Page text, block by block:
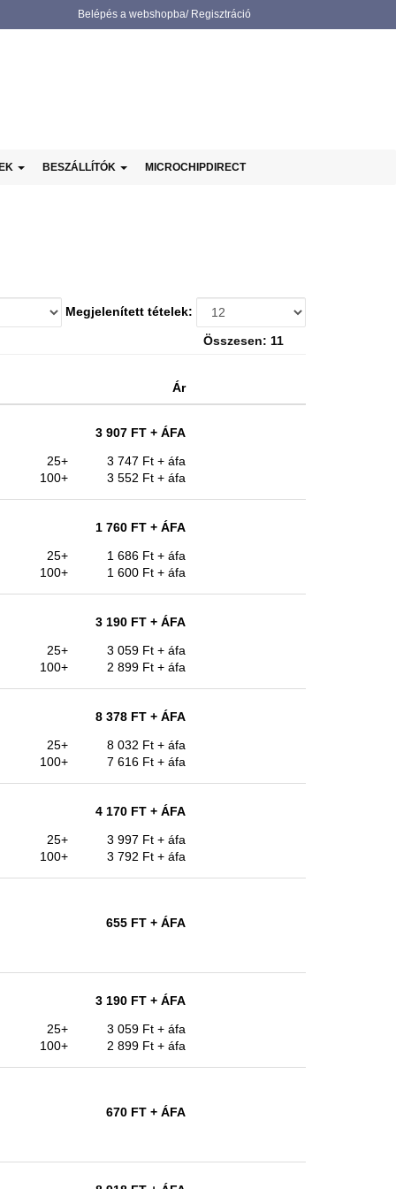
Belépés a webshopba/ Regisztráció
BESZÁLLÍTÓK MICROCHIPDIRECT
Megjelenített tételek:
Összesen: 11
Ár
3 907 FT + ÁFA
25+
3 747 Ft + áfa
100+
3 552 Ft + áfa
1 760 FT + ÁFA
25+
1 686 Ft + áfa
100+
1 600 Ft + áfa
3 190 FT + ÁFA
25+
3 059 Ft + áfa
100+
2 899 Ft + áfa
8 378 FT + ÁFA
25+
8 032 Ft + áfa
100+
7 616 Ft + áfa
4 170 FT + ÁFA
25+
3 997 Ft + áfa
100+
3 792 Ft + áfa
655 FT + ÁFA
3 190 FT + ÁFA
25+
3 059 Ft + áfa
100+
2 899 Ft + áfa
670 FT + ÁFA